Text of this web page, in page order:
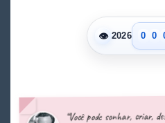
👁 2026
0
1
6
0
1
6
“Você pode sonhar, criar,